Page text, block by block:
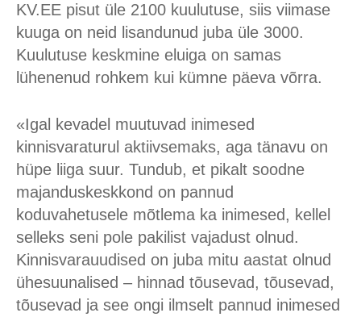
KV.EE pisut üle 2100 kuulutuse, siis viimase
kuuga on neid lisandunud juba üle 3000.
Kuulutuse keskmine eluiga on samas
lühenenud rohkem kui kümne päeva võrra.
«Igal kevadel muutuvad inimesed
kinnisvaraturul aktiivsemaks, aga tänavu on
hüpe liiga suur. Tundub, et pikalt soodne
majanduskeskkond on pannud
koduvahetusele mõtlema ka inimesed, kellel
selleks seni pole pakilist vajadust olnud.
Kinnisvarauudised on juba mitu aastat olnud
ühesuunalised – hinnad tõusevad, tõusevad,
tõusevad ja see ongi ilmselt pannud inimesed